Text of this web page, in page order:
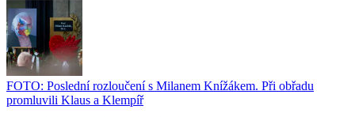
FOTO: Poslední rozloučení s Milanem Knížákem. Při obřadu
promluvili Klaus a Klempíř